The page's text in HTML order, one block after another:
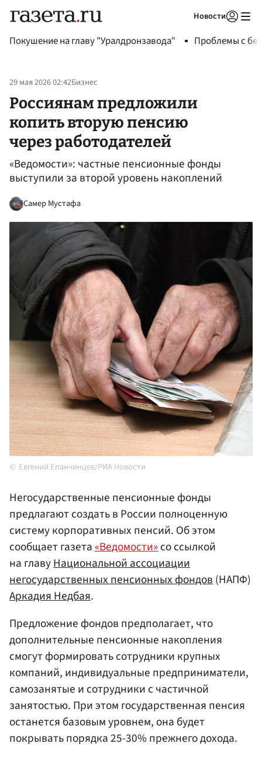
Новости
Покушение на главу "Уралдронзавода" Проблемы с
29 мая 2026 02:42Бизнес
Россиянам предложили
копить вторую пенсию
через работодателей
«Ведомости»: частные пенсионные фонды
выступили за второй уровень накоплений
Самер Мустафа
Евгений Епанчинцев/РИА Новости
Негосударственные пенсионные фонды
предлагают создать в России полноценную
систему корпоративных пенсий. Об этом
сообщает газета«Ведомости»со ссылкой
на главуНациональной ассоциации
негосударственных пенсионных фондов(НАПФ)
Аркадия Недбая.
Предложение фондов предполагает, что
дополнительные пенсионные накопления
смогут формировать сотрудники крупных
компаний, индивидуальные предприниматели,
самозанятые и сотрудники с частичной
занятостью. При этом государственная пенсия
останется базовым уровнем, она будет
покрывать порядка 25-30% прежнего дохода.